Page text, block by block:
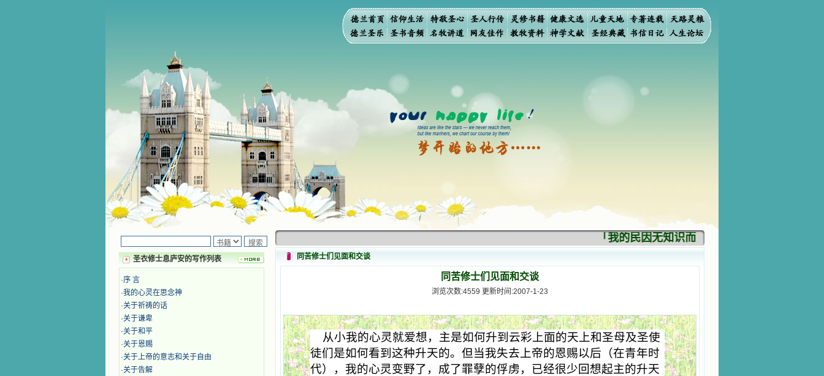
圣衣修士息庐安的写作列表
·序 言
·我的心灵在思念神
·关于祈祷的话
·关于谦卑
·关于和平
·关于恩赐
·关于上帝的意志和关于自由
·关于告解
「我的民因无知识而灭亡。你弃掉知识，我也必
同苦修士们见面和交谈
同苦修士们见面和交谈
浏览次数:4559 更新时间:2007-1-23
从小我的心灵就爱想，主是如何升到云彩上面的天上和圣母及圣使
徒们是如何看到这种升天的。但当我失去上帝的恩赐以后（在青年时
代），我的心灵变野了，成了罪孽的俘虏，已经很少回想起主的升天